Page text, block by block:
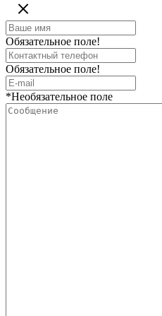
Обязательное поле!
Обязательное поле!
*Необязательное поле